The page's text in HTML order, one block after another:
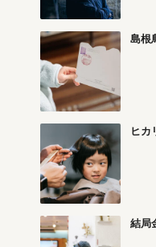
島根
ヒカ
結局